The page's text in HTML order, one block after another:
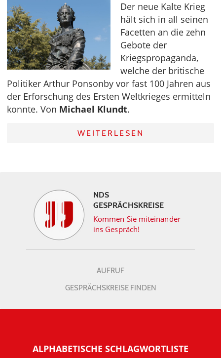
Der neue Kalte Krieg
hält sich in all seinen
Facetten an die zehn
Gebote der
Kriegspropaganda,
welche der britische
Politiker Arthur Ponsonby vor fast 100 Jahren aus
der Erforschung des Ersten Weltkrieges ermitteln
konnte. Von Michael Klundt.
WEITERLESEN
NDS
GESPRÄCHSKREISE
Kommen Sie miteinander
ins Gespräch!
AUFRUF
GESPRÄCHSKREISE FINDEN
ALPHABETISCHE SCHLAGWORTLISTE